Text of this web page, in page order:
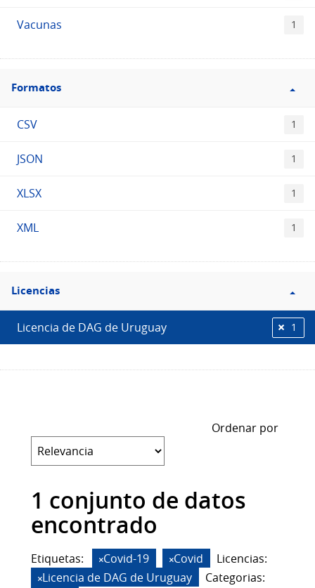
Vacunas 1
Filtro
Formatos
Formatos
CSV 1
JSON 1
XLSX 1
XML 1
Filtro
Licencias
Licencias
Licencia de DAG de Uruguay 1
Ordenar por
1 conjunto de datos
encontrado
Etiquetas: Covid-19 Covid
Licencias:
Licencia de DAG de Uruguay
Categorias: